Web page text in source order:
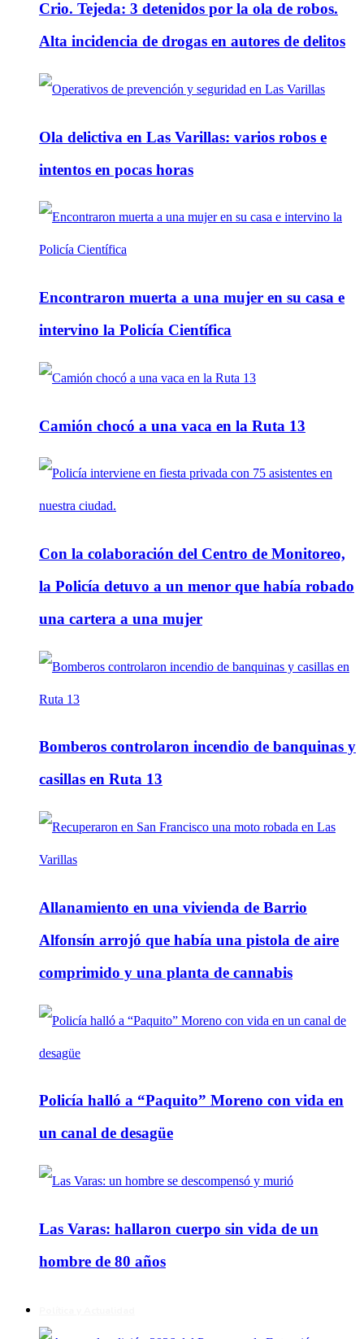
Crio. Tejeda: 3 detenidos por la ola de robos.
Alta incidencia de drogas en autores de delitos
Ola delictiva en Las Varillas: varios robos e
intentos en pocas horas
Encontraron muerta a una mujer en su casa e
intervino la Policía Científica
Camión chocó a una vaca en la Ruta 13
Con la colaboración del Centro de Monitoreo,
la Policía detuvo a un menor que había robado
una cartera a una mujer
Bomberos controlaron incendio de banquinas y
casillas en Ruta 13
Allanamiento en una vivienda de Barrio
Alfonsín arrojó que había una pistola de aire
comprimido y una planta de cannabis
Policía halló a “Paquito” Moreno con vida en
un canal de desagüe
Las Varas: hallaron cuerpo sin vida de un
hombre de 80 años